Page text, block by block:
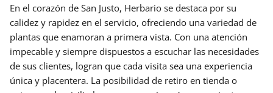
En el corazón de San Justo, Herbario se destaca por su
calidez y rapidez en el servicio, ofreciendo una variedad de
plantas que enamoran a primera vista. Con una atención
impecable y siempre dispuestos a escuchar las necesidades
de sus clientes, logran que cada visita sea una experiencia
única y placentera. La posibilidad de retiro en tienda o